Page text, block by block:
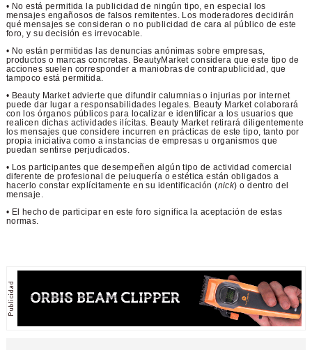
• No está permitida la publicidad de ningún tipo, en especial los
mensajes engañosos de falsos remitentes. Los moderadores decidirán
qué mensajes se consideran o no publicidad de cara al público de este
foro, y su decisión es irrevocable.
• No están permitidas las denuncias anónimas sobre empresas,
productos o marcas concretas. BeautyMarket considera que este tipo de
acciones suelen corresponder a maniobras de contrapublicidad, que
tampoco está permitida.
• Beauty Market advierte que difundir calumnias o injurias por internet
puede dar lugar a responsabilidades legales. Beauty Market colaborará
con los órganos públicos para localizar e identificar a los usuarios que
realicen dichas actividades ilícitas. Beauty Market retirará diligentemente
los mensajes que considere incurren en prácticas de este tipo, tanto por
propia iniciativa como a instancias de empresas u organismos que
puedan sentirse perjudicados.
• Los participantes que desempeñen algún tipo de actividad comercial
diferente de profesional de peluquería o estética están obligados a
hacerlo constar explícitamente en su identificación (nick) o dentro del
mensaje.
• El hecho de participar en este foro significa la aceptación de estas
normas.